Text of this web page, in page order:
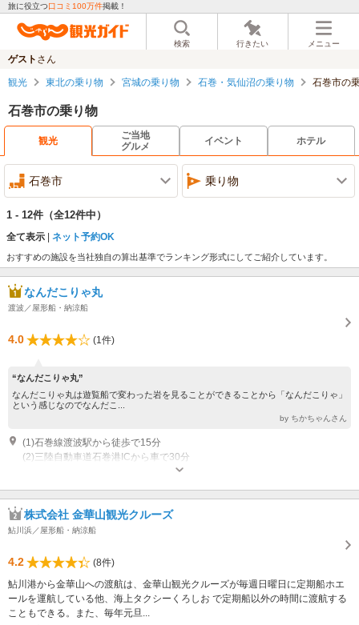
旅に役立つ口コミ100万件掲載！
検索 行きたい メニュー
ゲスト さん
観光 東北の乗り物 宮城の乗り物 石巻・気仙沼の乗り物 石巻市の
石巻市の乗り物
観光
ご当地
グルメ
イベント ホテル
石巻市 乗り物
1 - 12件 （全12件中）
全て表示 ネット予約OK
おすすめの施設を当社独自の算出基準でランキング形式にしてご紹介しています。
なんだこりゃ丸
渡波／屋形船・納涼船
4.0 (1件)
“なんだこりゃ丸”
なんだこりゃ丸は遊覧船で変わった岩を見ることができることから「なんだこりゃ」
という感じなのでなんだこ...
by ちかちゃんさん
(1)石巻線渡波駅から徒歩で15分
(2)三陸自動車道石巻港ICから車で30分
営業時間：日の出～１７：００、年中無休
株式会社 金華山観光クルーズ
鮎川浜／屋形船・納涼船
4.2
(8件)
鮎川港から金華山への渡航は、金華山観光クルーズが毎週日曜日に定期船ホエ
ールを運航している他、海上タクシーくろしお で定期船以外の時間に渡航する
こともできる。また、毎年元旦...